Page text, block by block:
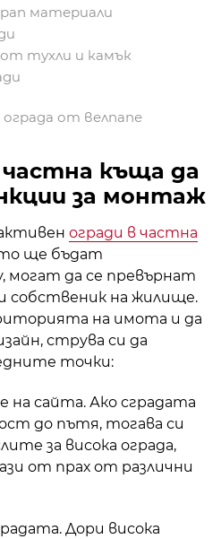
материали
тухли и камък
от велпапе
частна къща да
за монтаж
огради в частна
ще бъдат
могат да се превърнат
собственик на жилище.
на имота и да
струва си да
точки:
на сайта. Ако сградата
до пътя, тогава си
за висока ограда,
от прах от различни
Дори висока